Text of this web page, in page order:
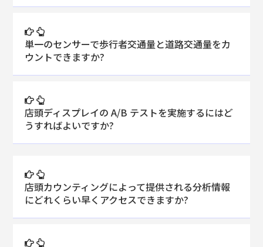
単一のセンサーで歩行者交通量と道路交通量をカ
ウントできますか?
店頭ディスプレイの A/B テストを実施するにはど
うすればよいですか?
店頭カウンティングによって提供される分析情報
にどれくらい早くアクセスできますか?